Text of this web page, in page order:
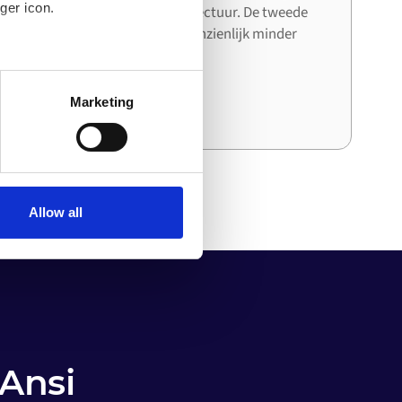
icon.
meters
functioning of the
the internet
Marketing
Allow all
systeem de bestaande architectuur. De tweede
en derde integratie kosten aanzienlijk minder